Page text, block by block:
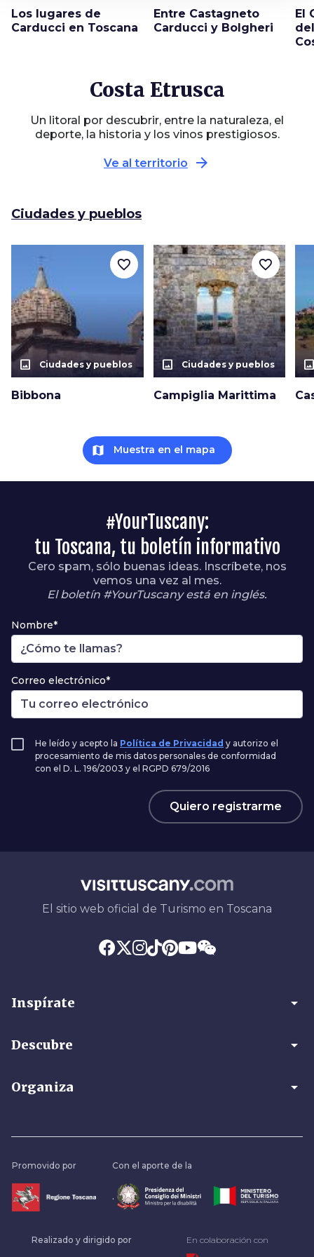
Los lugares de
Carducci en Toscana
Entre Castagneto
Carducci y Bolgheri
El
Costa Etrusca
Un litoral por descubrir, entre la naturaleza, el
deporte, la historia y los vinos prestigiosos.
Ve al territorio arrow_forward
Ciudades y pueblos
photo_size_select_actual Ciudades y pueblos
Bibbona
favorite_border
photo_size_select_actual Ciudades y pueblos
Campiglia Marittima
favorite_border
map Muestra en el mapa
#YourTuscany:
tu Toscana, tu boletín informativo
Cero spam, sólo buenas ideas. Inscríbete, nos
vemos una vez al mes.
El boletín #YourTuscany está en inglés.
Nombre*
Correo electrónico*
He leído y acepto la Política de Privacidad y autorizo el
procesamiento de mis datos personales de conformidad
con el D. L. 196/2003 y el RGPD 679/2016
Quiero registrarme
El sitio web oficial de Turismo en Toscana
Inspírate arrow_drop_down
Descubre arrow_drop_down
Organiza arrow_drop_down
Promovido por Con el aporte de la
.
Realizado y dirigido por En colaboración con